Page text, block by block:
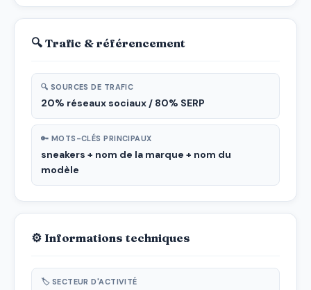
🔍 Trafic & référencement
🔍 SOURCES DE TRAFIC
20% réseaux sociaux / 80% SERP
🔑 MOTS-CLÉS PRINCIPAUX
sneakers + nom de la marque + nom du
modèle
⚙ Informations techniques
🏷 SECTEUR D'ACTIVITÉ